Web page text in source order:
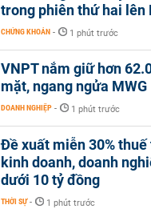
trong phiên thứ hai lên
CHỨNG KHOÁN - 1 phút trước
VNPT nắm giữ hơn
mặt, ngang ngửa MWG
DOANH NGHIỆP - 1 phút trước
Đề xuất miễn 30%
kinh doanh, doanh
dưới 10 tỷ đồng
THỜI SỰ - 1 phút trước